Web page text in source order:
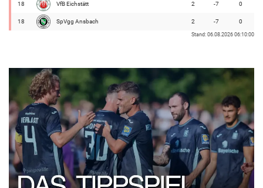
18 VfB Eichstätt 2 -7 0
18 SpVgg Ansbach 2 -7 0
Stand: 06.08.2026 06:10:00